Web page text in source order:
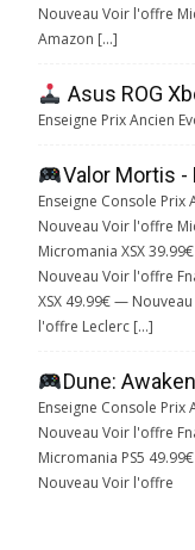
Nouveau Voir l'offre
Amazon […]
Asus ROG
Enseigne Prix Ancien
Valor Mortis -
Enseigne Console
Nouveau Voir l'offre
Micromania XSX
Nouveau Voir l'offre
XSX 49.99€ —
l'offre Leclerc […]
Dune:
Enseigne Console Prix
Nouveau Voir l'offre
Micromania PS5
Nouveau Voir l'offre